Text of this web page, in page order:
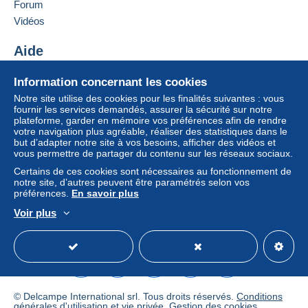
Si les conditions de vente du vendeur comportent
considérer comme nulles et non avenues. Les
conditions de paiement du site Delcampe, telles
que définies dans les
conditions d’utilisation
Les achats doivent être payés dans les14 jours
suivant la réception du décompte final de la part du
vendeur.
Droit de rétractation|Frais de retour à charge de
l’acheteur.
Pour connaître les délais de retour et de
remboursement du lot, consultez les
générales d’utilisation
frais de port diminués en cas d'achats groupés
Information concernant les cookies
Notre site utilise des cookies pour les finalités suivantes : vous
fournir les services demandés, assurer la sécurité sur notre
plateforme, garder en mémoire vos préférences afin de rendre
votre navigation plus agréable, réaliser des statistiques dans le
but d’adapter notre site à vos besoins, afficher des vidéos et
vous permettre de partager du contenu sur les réseaux sociaux.
Certains de ces cookies sont nécessaires au fonctionnement de
notre site, d’autres peuvent être paramétrés selon vos
préférences. En savoir plus
Voir plus
Forum
Vidéos
Aide
Vendre sur Delcampe
Un site sécurisé
© Delcampe International srl. Tous droits réservés. Conditions